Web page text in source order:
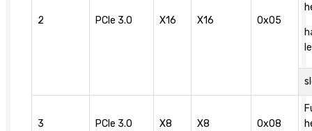
2 PCIe 3.0 X16 X16 0x05
3 PCIe 3.0 X8 X8 0x08